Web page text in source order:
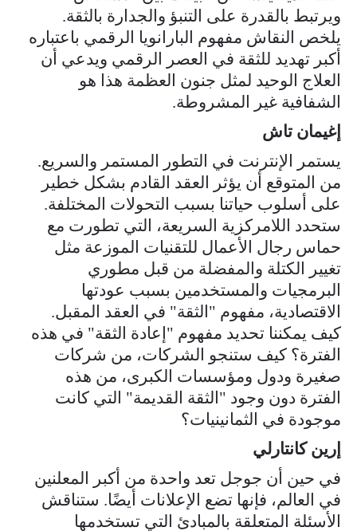
ويرتبط بالقدرة على التنبؤ والجدارة بالثقة.
يلخص النقاش مفهوم البارانويا الرقمي باعتباره
أكبر تهديد للثقة في العصر الرقمي ويدعي أن
العلاج الوحيد لمثل جنون العظمة هذا هو
الشفافية غير المشروطة.
إغيمان تاش
يستمر الإنترنت في التطور المستمر والسريع.
من المتوقع أن يؤثر العقد القادم بشكل خطير
على أسلوب حياتنا بسبب التحولات المختلفة.
ستحدد اللامركزية السريعة، التي تطورت مع
حماس رجال الأعمال للتقنيات الموزعة مثل
تغيير الكتلة والمفضلة من قبل مطوري
البرمجيات والمستخدمين بسبب عودتها
الاقتصادية، مفهوم "الثقة" في العقد المقبل.
كيف يمكننا تحديد مفهوم "إعادة الثقة" في هذه
الفترة؟ كيف ستنجو الشركات، من شركات
صغيرة ودول ومؤسسات الكبرى، من هذه
الفترة دون وجود "الثقة القديمة" التي كانت
موجودة في الثمانينيات؟
إرين كانتارلي
في حين أن جوجل تعد واحدة من أكبر المعلنين
في العالم، فإنها تضع الإعلانات أيضًا. ستناقش
الأسئلة المتعلقة بالمبادئ التي تستخدمها